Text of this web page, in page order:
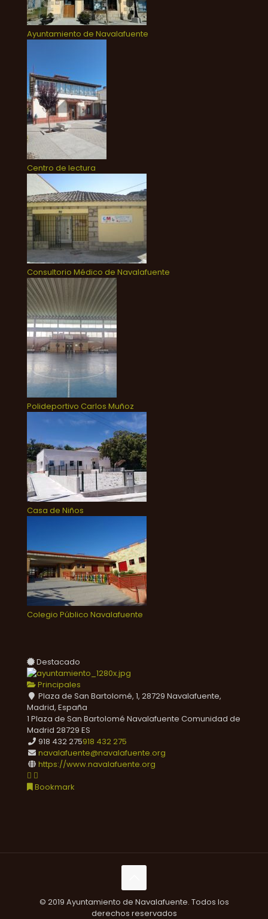
Ayuntamiento de Navalafuente
Centro de lectura
Consultorio Médico de Navalafuente
Polideportivo Carlos Muñoz
Casa de Niños
Colegio Público Navalafuente
Destacado
Principales
Plaza de San Bartolomé, 1, 28729 Navalafuente,
Madrid, España
1 Plaza de San Bartolomé Navalafuente Comunidad de
Madrid 28729 ES
918 432 275918 432 275
navalafuente@navalafuente.org
https://www.navalafuente.org
Bookmark
© 2019 Ayuntamiento de Navalafuente. Todos los
derechos reservados